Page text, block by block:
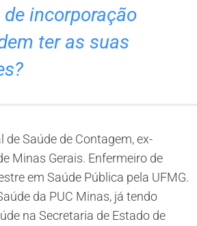
incorporação
ter as suas
Saúde de Contagem, ex-
Minas Gerais. Enfermeiro de
em Saúde Pública pela UFMG.
da PUC Minas, já tendo
na Secretaria de Estado de